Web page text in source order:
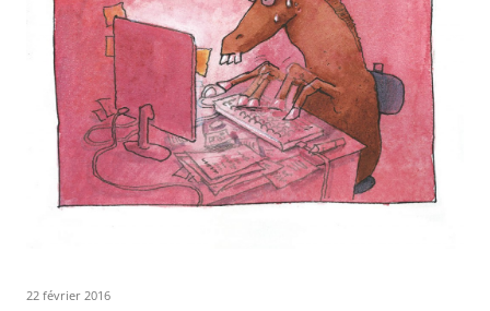
22 février 2016